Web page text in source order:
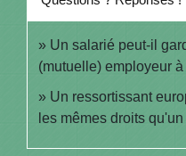
Un salarié peut-il
(mutuelle) employeur
Un ressortissant
les mêmes droits